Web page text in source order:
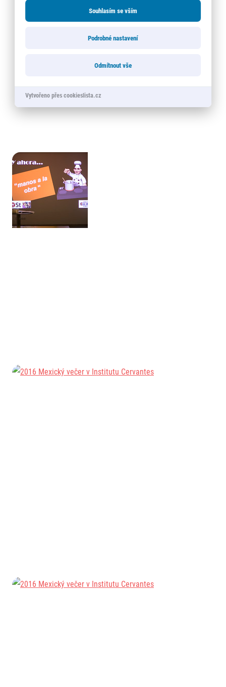
Souhlasím se vším
Podrobné nastavení
Odmítnout vše
Vytvořeno přes cookieslista.cz